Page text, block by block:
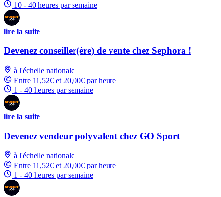
10 - 40 heures par semaine
lire la suite
Devenez conseiller(ère) de vente chez Sephora !
à l'échelle nationale
Entre 11,52€ et 20,00€ par heure
1 - 40 heures par semaine
lire la suite
Devenez vendeur polyvalent chez GO Sport
à l'échelle nationale
Entre 11,52€ et 20,00€ par heure
1 - 40 heures par semaine